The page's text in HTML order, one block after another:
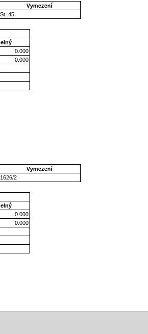
Vymezení
St. 45
0.000
0.000
Vymezení
1626/2
0.000
0.000